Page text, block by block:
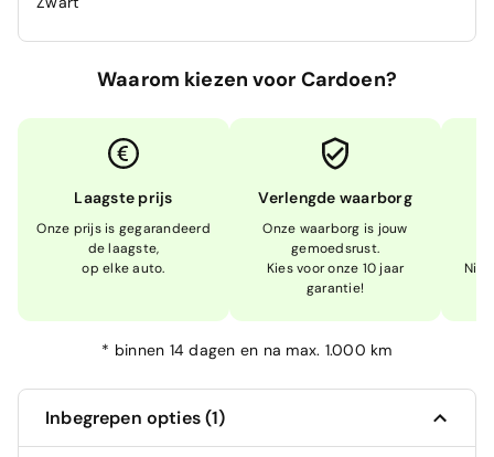
Waarom kiezen voor Cardoen?
Laagste prijs
Onze prijs is gegarandeerd
de laagste,
op elke auto.
Verlengde waarborg
Onze waarborg is jouw
gemoedsrust.
Kies voor onze 10 jaar
garantie!
Niet
* binnen 14 dagen en na max. 1.000 km
Inbegrepen opties (1)